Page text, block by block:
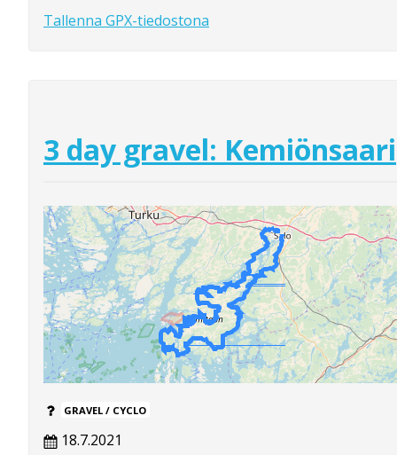
Tallenna GPX-tiedostona
3 day gravel: Kemiönsaari
GRAVEL / CYCLO
18.7.2021